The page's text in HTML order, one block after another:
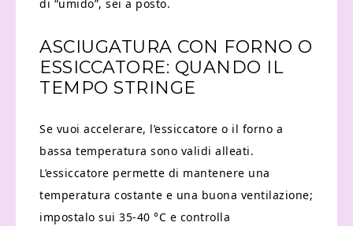
di “umido”, sei a posto.
ASCIUGATURA CON FORNO O
ESSICCATORE: QUANDO IL
TEMPO STRINGE
Se vuoi accelerare, l’essiccatore o il forno a
bassa temperatura sono validi alleati.
L’essiccatore permette di mantenere una
temperatura costante e una buona ventilazione;
impostalo sui 35-40 °C e controlla